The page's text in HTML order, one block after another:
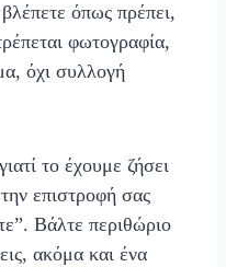
όπως πρέπει,
φωτογραφία,
όχι συλλογή
το έχουμε ζήσει
επιστροφή σας
Βάλτε περιθώριο
ακόμα και ένα